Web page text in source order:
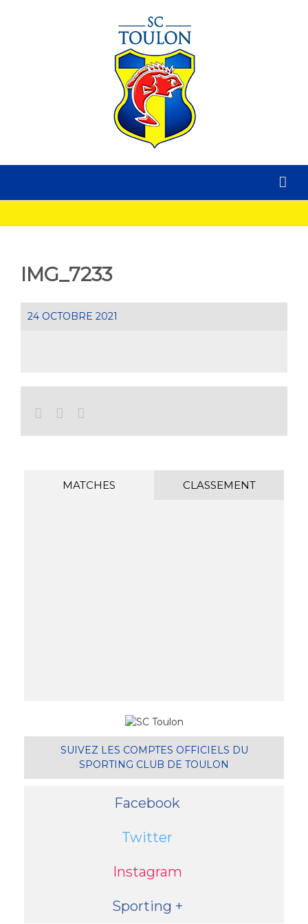
IMG_7233
24 OCTOBRE 2021
Facebook
Twitter
MATCHES CLASSEMENT
SUIVEZ LES COMPTES OFFICIELS DU
SPORTING CLUB DE TOULON
Facebook
Twitter
Instagram
Sporting +